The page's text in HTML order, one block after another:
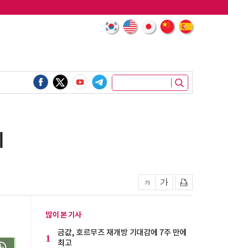
많이 본 기사
1
금값, 호르무즈 재개방 기대감에 7주 만에
최고